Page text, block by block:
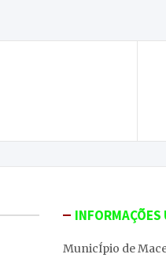
INFORMAÇÕES
MunicÍpio de